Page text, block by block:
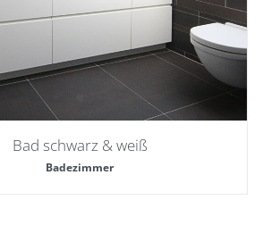
Bad schwarz & weiß
Badezimmer